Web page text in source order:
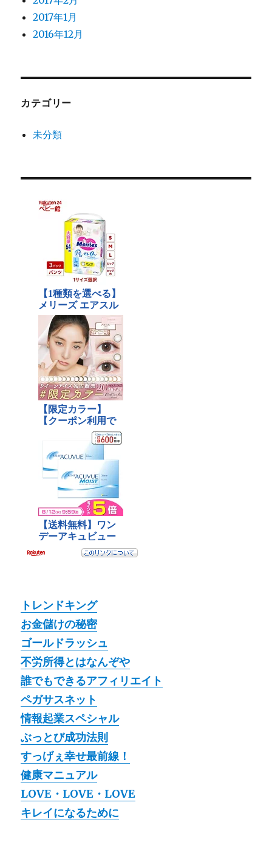
2017年1月
2016年12月
カテゴリー
未分類
トレンドキング
お金儲けの秘密
ゴールドラッシュ
不労所得とはなんぞや
誰でもできるアフィリエイト
ペガサスネット
情報起業スペシャル
ぶっとび成功法則
すっげぇ幸せ最前線！
健康マニュアル
LOVE・LOVE・LOVE
キレイになるために